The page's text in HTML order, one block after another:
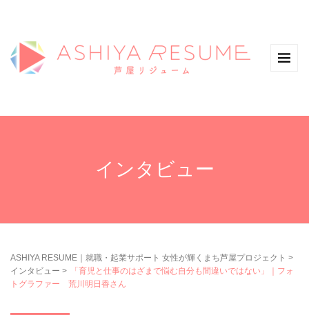
インタビュー
ASHIYA RESUME｜就職・起業サポート 女性が輝くまち芦屋プロジェクト >
インタビュー >
「育児と仕事のはざまで悩む自分も間違いではない」｜フォ
トグラファー 荒川明日香さん